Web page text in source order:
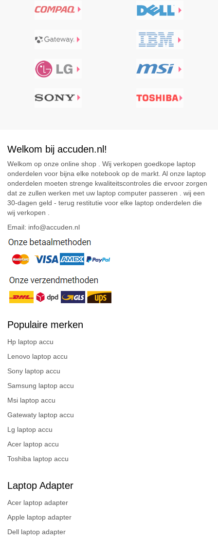
Welkom bij accuden.nl!
Welkom op onze online shop . Wij verkopen goedkope laptop
onderdelen voor bijna elke notebook op de markt. Al onze laptop
onderdelen moeten strenge kwaliteitscontroles die ervoor zorgen
dat ze zullen werken met uw laptop computer passeren . wij een
30-dagen geld - terug restitutie voor elke laptop onderdelen die
wij verkopen .
Email: info@accuden.nl
Populaire merken
Hp laptop accu
Lenovo laptop accu
Sony laptop accu
Samsung laptop accu
Msi laptop accu
Gatewaty laptop accu
Lg laptop accu
Acer laptop accu
Toshiba laptop accu
Laptop Adapter
Acer laptop adapter
Apple laptop adapter
Dell laptop adapter